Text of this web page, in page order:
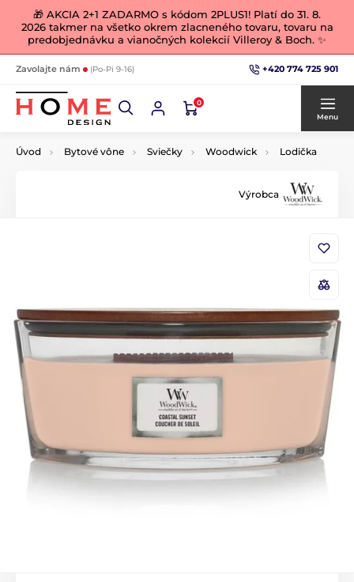
🎁 AKCIA 2+1 ZADARMO s kódom 2PLUS1! Platí do 31. 8.
2026 takmer na všetko okrem zlacneného tovaru, tovaru na
predobjednávku a vianočných kolekcií Villeroy & Boch. ✨
Zavolajte nám (Po-Pi 9-16) +420 774 725 901
0
Menu
Úvod Bytové vône Sviečky Woodwick Lodička
Výrobca